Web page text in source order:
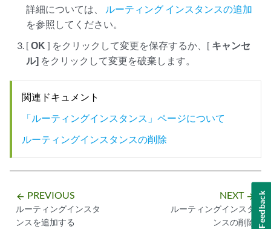
詳細については、 ルーティング インスタンスの追加
を参照してください。
[OK ] をクリックして変更を保存するか、[ キャンセ
ル] をクリックして変更を破棄します。
関連ドキュメント
「ルーティングインスタンス」ページについて
ルーティングインスタンスの削除
arrow_backward PREVIOUS
ルーティングインスタ
ンスを追加する
NEXT arrow_forward
ルーティングインスタ
ンスの削除
Feedback